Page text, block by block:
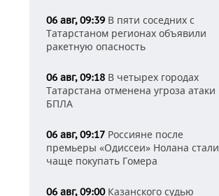
06 авг, 09:39 В пяти соседних с
Татарстаном регионах объявили
ракетную опасность
06 авг, 09:18 В четырех городах
Татарстана отменена угроза атаки
БПЛА
06 авг, 09:17 Россияне после
премьеры «Одиссеи» Нолана стали
чаще покупать Гомера
06 авг, 09:00Казанского судью